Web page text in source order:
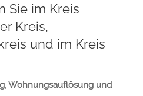
Sie im Kreis
Kreis,
und im Kreis
Wohnungsauflösung und